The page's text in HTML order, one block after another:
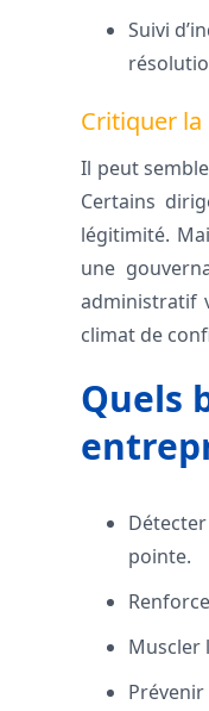
Suivi
Critiquer la
Il peut
Certains
légitimité.
une
administratif
climat de
Quels
pointe.
Muscler